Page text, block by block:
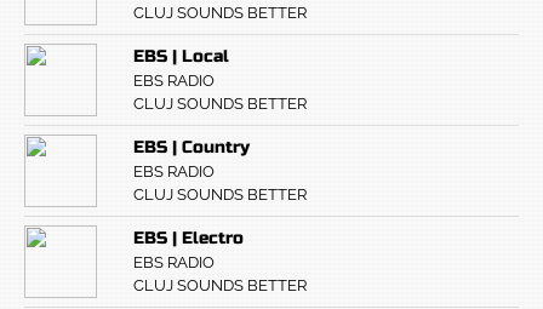
CLUJ SOUNDS BETTER
EBS | Local
EBS RADIO
CLUJ SOUNDS BETTER
EBS | Country
EBS RADIO
CLUJ SOUNDS BETTER
EBS | Electro
EBS RADIO
CLUJ SOUNDS BETTER